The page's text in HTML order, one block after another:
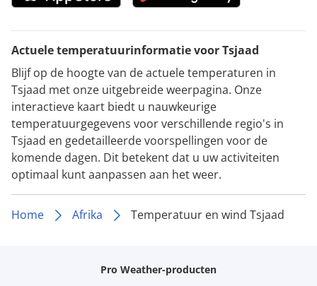
Actuele temperatuurinformatie voor Tsjaad
Blijf op de hoogte van de actuele temperaturen in
Tsjaad met onze uitgebreide weerpagina. Onze
interactieve kaart biedt u nauwkeurige
temperatuurgegevens voor verschillende regio's in
Tsjaad en gedetailleerde voorspellingen voor de
komende dagen. Dit betekent dat u uw activiteiten
optimaal kunt aanpassen aan het weer.
Home Afrika Temperatuur en wind Tsjaad
Pro Weather-producten